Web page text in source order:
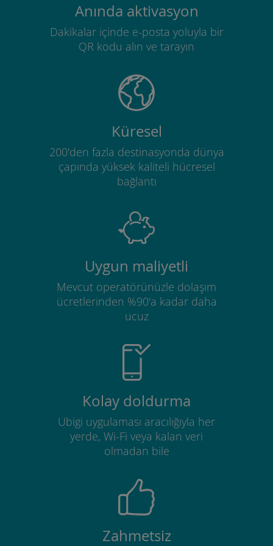
Anında aktivasyon
Dakikalar içinde e-posta yoluyla bir
QR kodu alın ve tarayın
Küresel
200'den fazla destinasyonda dünya
çapında yüksek kaliteli hücresel
bağlantı
Uygun maliyetli
Mevcut operatörünüzle dolaşım
ücretlerinden %90'a kadar daha
ucuz
Kolay doldurma
Ubigi uygulaması aracılığıyla her
yerde, Wi-Fi veya kalan veri
olmadan bile
Zahmetsiz